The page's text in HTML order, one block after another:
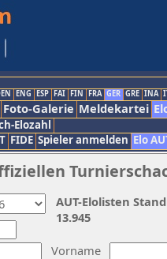
ENG ESP FAI FIN FRA GER GRE INA
Foto-Galerie Meldekartei
Elozahl
FIDE Spieler anmelden Elo
Vorname
AUT-Elolisten
13.945